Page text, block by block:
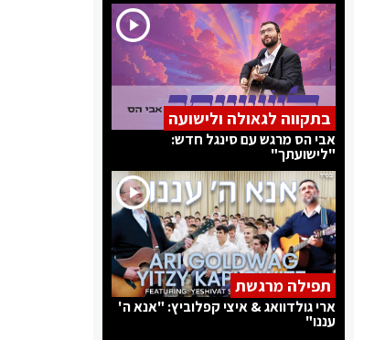
בתקווה לגאולה ולישועה
אבי הס מרגש עם סינגל חדש:
"לישועתך"
תפילה מרגשת
ארי גולדוואג & איצי קפלוביץ: "אנא ה'
עננו"